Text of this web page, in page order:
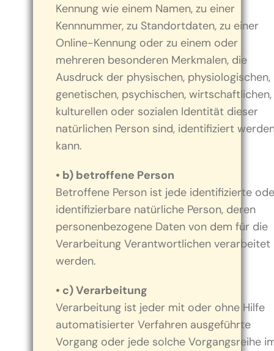
Kennung wie einem Namen, zu einer
Kennnummer, zu Standortdaten, zu einer
Online-Kennung oder zu einem oder
mehreren besonderen Merkmalen, die
Ausdruck der physischen, physiologischen,
genetischen, psychischen, wirtschaftlichen,
kulturellen oder sozialen Identität dieser
natürlichen Person sind, identifiziert
kann.
• b) betroffene Person
Betroffene Person ist jede identifizierte
identifizierbare natürliche Person, deren
personenbezogene Daten von dem für die
Verarbeitung Verantwortlichen verarbeitet
werden.
• c) Verarbeitung
Verarbeitung ist jeder mit oder ohne Hilfe
automatisierter Verfahren ausgeführte
Vorgang oder jede solche Vorgangsreihe